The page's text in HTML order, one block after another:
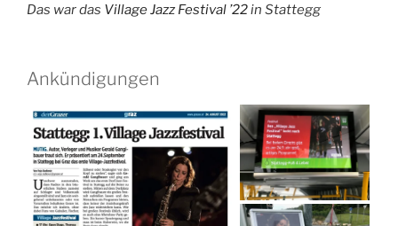
Das war das Village Jazz Festival ’22in Stattegg
Ankündigungen